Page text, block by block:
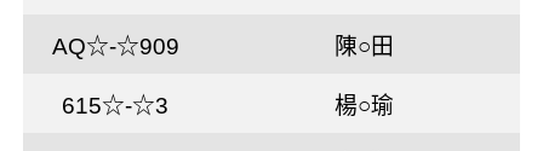
AQ☆-☆909 陳○田
615☆-☆3 楊○瑜